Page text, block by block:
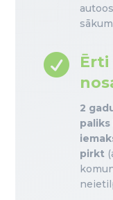

Ērti
2
pirkt